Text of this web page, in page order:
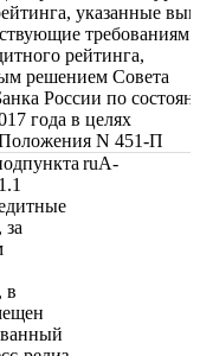
указанные
требованиям
рейтинга,
решением Совета
России по
года в целях
N 451-П
в
ruA-